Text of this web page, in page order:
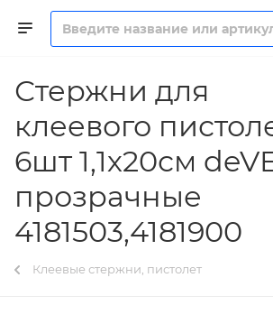
Стержни для
клеевого
6шт 1,1х20см
прозрачные
4181503,4181900
Клеевые стержни, пистолет